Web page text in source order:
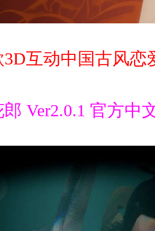
互动中国古风恋
Ver2.0.1 官方中